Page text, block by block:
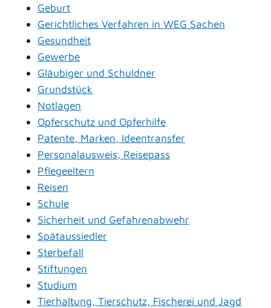
Geburt
Gerichtliches Verfahren in WEG Sachen
Gesundheit
Gewerbe
Gläubiger und Schuldner
Grundstück
Notlagen
Opferschutz und Opferhilfe
Patente, Marken, Ideentransfer
Personalausweis, Reisepass
Pflegeeltern
Reisen
Schule
Sicherheit und Gefahrenabwehr
Spätaussiedler
Sterbefall
Stiftungen
Studium
Tierhaltung, Tierschutz, Fischerei und Jagd